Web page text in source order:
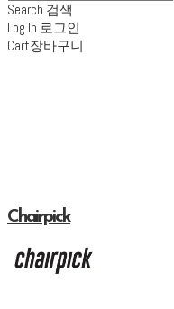
Search 검색
Log In 로그인
Cart장바구니
Chairpick